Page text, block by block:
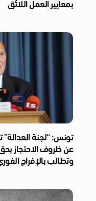
تونس: “لجنة
عن ظروف الاحتجاز
وتطالب بالإفراج